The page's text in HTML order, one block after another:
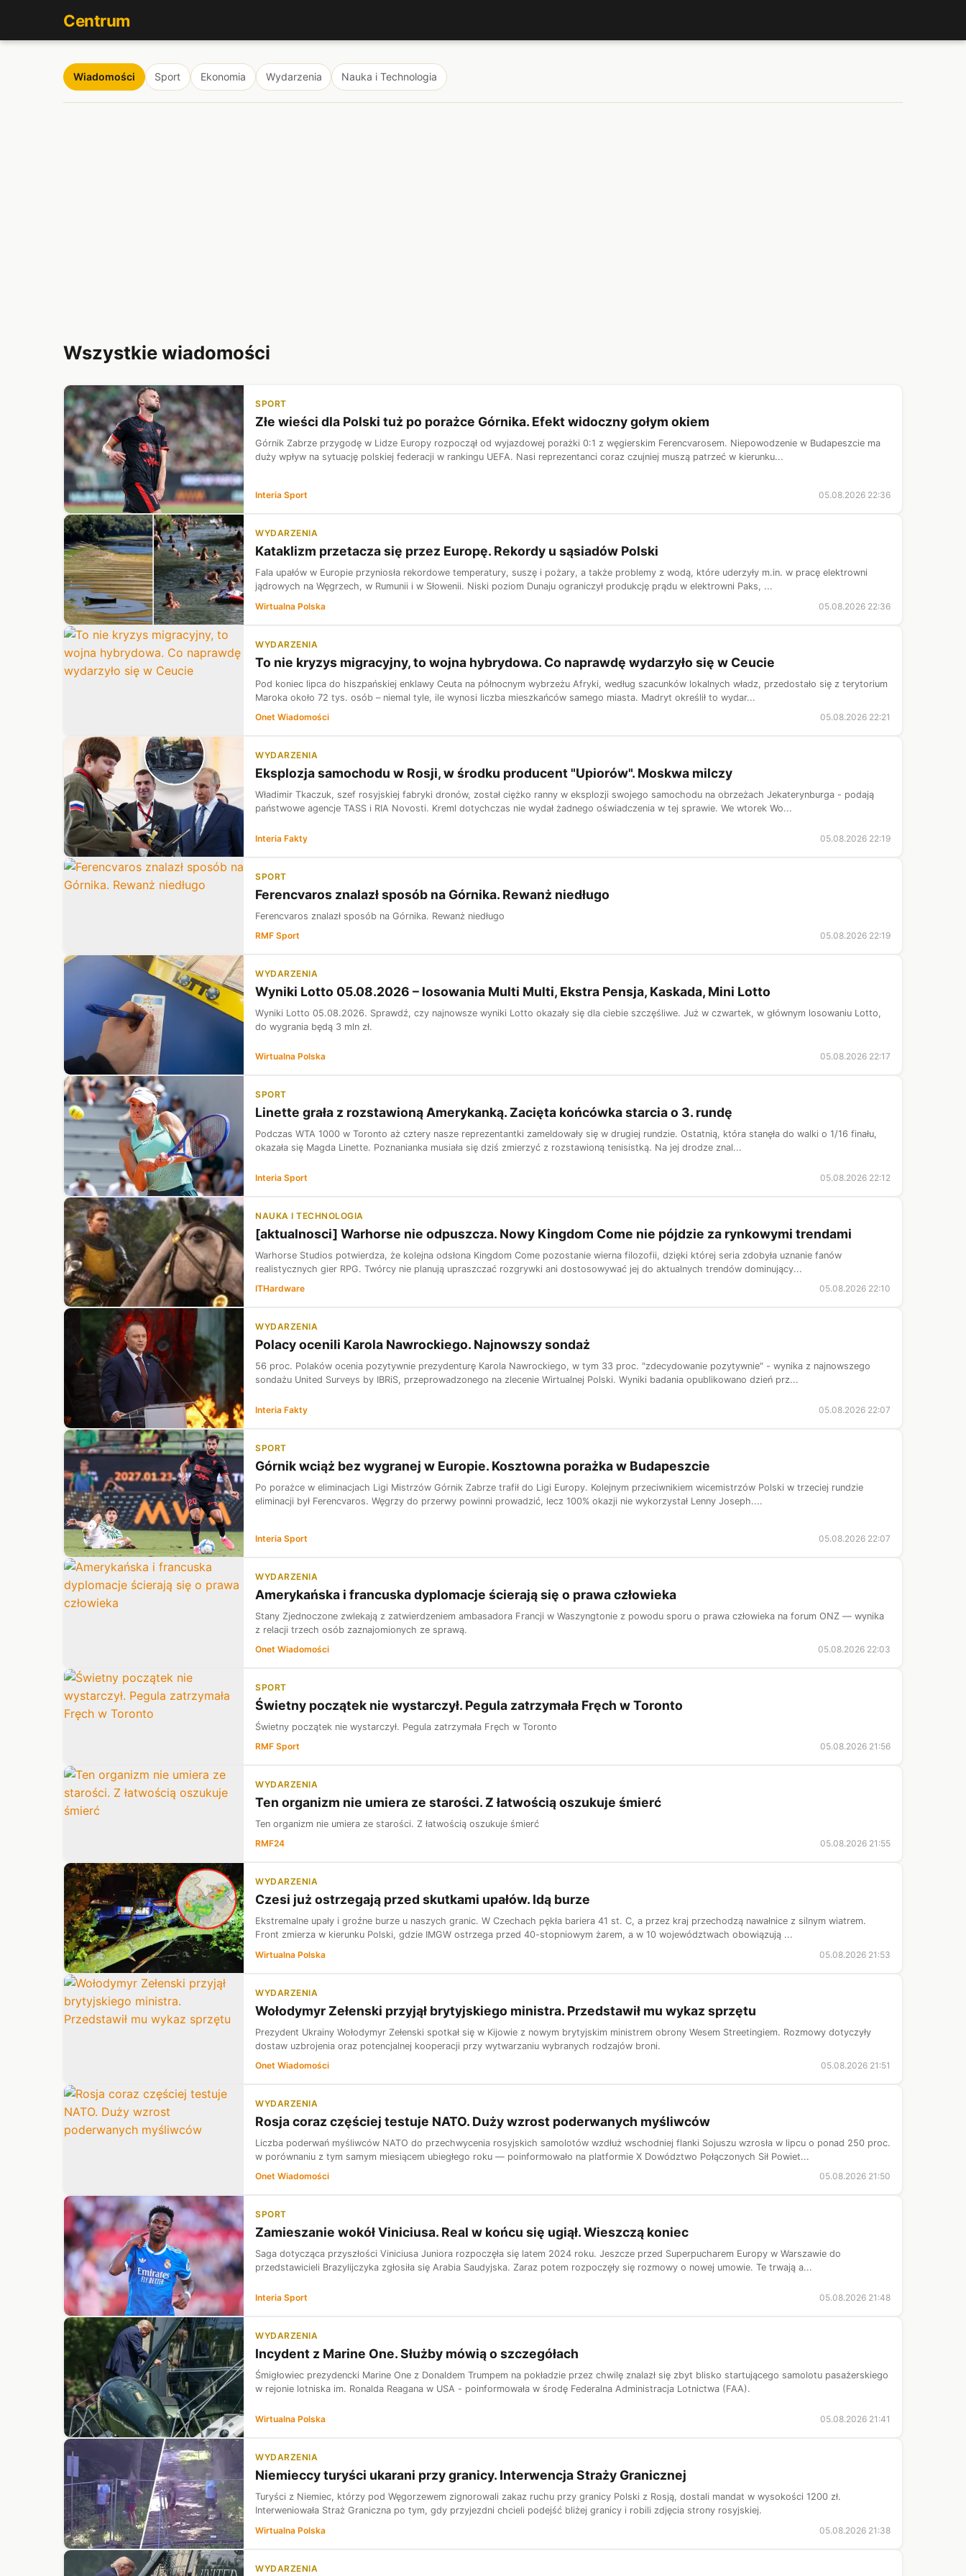
Centrum
Wiadomości Sport Ekonomia Wydarzenia Nauka i Technologia
Wszystkie wiadomości
SPORT
Złe wieści dla Polski tuż po porażce Górnika. Efekt widoczny gołym okiem
Górnik Zabrze przygodę w Lidze Europy rozpoczął od wyjazdowej porażki 0:1 z węgierskim Ferencvarosem. Niepowodzenie w Budapeszcie ma
duży wpływ na sytuację polskiej federacji w rankingu UEFA. Nasi reprezentanci coraz czujniej muszą patrzeć w kierunku...
Interia Sport 05.08.2026 22:36
WYDARZENIA
Kataklizm przetacza się przez Europę. Rekordy u sąsiadów Polski
Fala upałów w Europie przyniosła rekordowe temperatury, suszę i pożary, a także problemy z wodą, które uderzyły m.in. w pracę elektrowni
jądrowych na Węgrzech, w Rumunii i w Słowenii. Niski poziom Dunaju ograniczył produkcję prądu w elektrowni Paks, ...
Wirtualna Polska
05.08.2026 22:36
WYDARZENIA
To nie kryzys migracyjny, to wojna hybrydowa. Co naprawdę wydarzyło się w Ceucie
Pod koniec lipca do hiszpańskiej enklawy Ceuta na północnym wybrzeżu Afryki, według szacunków lokalnych władz, przedostało się z terytorium
Maroka około 72 tys. osób – niemal tyle, ile wynosi liczba mieszkańców samego miasta. Madryt określił to wydar...
Onet Wiadomości
05.08.2026 22:21
WYDARZENIA
Eksplozja samochodu w Rosji, w środku producent "Upiorów". Moskwa milczy
Władimir Tkaczuk, szef rosyjskiej fabryki dronów, został ciężko ranny w eksplozji swojego samochodu na obrzeżach Jekaterynburga - podają
państwowe agencje TASS i RIA Novosti. Kreml dotychczas nie wydał żadnego oświadczenia w tej sprawie. We wtorek Wo...
Interia Fakty 05.08.2026 22:19
SPORT
Ferencvaros znalazł sposób na Górnika. Rewanż niedługo
Ferencvaros znalazł sposób na Górnika. Rewanż niedługo
RMF Sport
05.08.2026 22:19
WYDARZENIA
Wyniki Lotto 05.08.2026 – losowania Multi Multi, Ekstra Pensja, Kaskada, Mini Lotto
Wyniki Lotto 05.08.2026. Sprawdź, czy najnowsze wyniki Lotto okazały się dla ciebie szczęśliwe. Już w czwartek, w głównym losowaniu Lotto,
do wygrania będą 3 mln zł.
Wirtualna Polska 05.08.2026 22:17
SPORT
Linette grała z rozstawioną Amerykanką. Zacięta końcówka starcia o 3. rundę
Podczas WTA 1000 w Toronto aż cztery nasze reprezentantki zameldowały się w drugiej rundzie. Ostatnią, która stanęła do walki o 1/16 finału,
okazała się Magda Linette. Poznanianka musiała się dziś zmierzyć z rozstawioną tenisistką. Na jej drodze znal...
Interia Sport 05.08.2026 22:12
NAUKA I TECHNOLOGIA
[aktualnosci] Warhorse nie odpuszcza. Nowy Kingdom Come nie pójdzie za rynkowymi trendami
Warhorse Studios potwierdza, że kolejna odsłona Kingdom Come pozostanie wierna filozofii, dzięki której seria zdobyła uznanie fanów
realistycznych gier RPG. Twórcy nie planują upraszczać rozgrywki ani dostosowywać jej do aktualnych trendów dominujący...
ITHardware
05.08.2026 22:10
WYDARZENIA
Polacy ocenili Karola Nawrockiego. Najnowszy sondaż
56 proc. Polaków ocenia pozytywnie prezydenturę Karola Nawrockiego, w tym 33 proc. "zdecydowanie pozytywnie" - wynika z najnowszego
sondażu United Surveys by IBRiS, przeprowadzonego na zlecenie Wirtualnej Polski. Wyniki badania opublikowano dzień prz...
Interia Fakty 05.08.2026 22:07
SPORT
Górnik wciąż bez wygranej w Europie. Kosztowna porażka w Budapeszcie
Po porażce w eliminacjach Ligi Mistrzów Górnik Zabrze trafił do Ligi Europy. Kolejnym przeciwnikiem wicemistrzów Polski w trzeciej rundzie
eliminacji był Ferencvaros. Węgrzy do przerwy powinni prowadzić, lecz 100% okazji nie wykorzystał Lenny Joseph....
Interia Sport 05.08.2026 22:07
WYDARZENIA
Amerykańska i francuska dyplomacje ścierają się o prawa człowieka
Stany Zjednoczone zwlekają z zatwierdzeniem ambasadora Francji w Waszyngtonie z powodu sporu o prawa człowieka na forum ONZ — wynika
z relacji trzech osób zaznajomionych ze sprawą.
Onet Wiadomości
05.08.2026 22:03
SPORT
Świetny początek nie wystarczył. Pegula zatrzymała Fręch w Toronto
Świetny początek nie wystarczył. Pegula zatrzymała Fręch w Toronto
RMF Sport
05.08.2026 21:56
WYDARZENIA
Ten organizm nie umiera ze starości. Z łatwością oszukuje śmierć
Ten organizm nie umiera ze starości. Z łatwością oszukuje śmierć
RMF24
05.08.2026 21:55
WYDARZENIA
Czesi już ostrzegają przed skutkami upałów. Idą burze
Ekstremalne upały i groźne burze u naszych granic. W Czechach pękła bariera 41 st. C, a przez kraj przechodzą nawałnice z silnym wiatrem.
Front zmierza w kierunku Polski, gdzie IMGW ostrzega przed 40-stopniowym żarem, a w 10 województwach obowiązują ...
Wirtualna Polska
05.08.2026 21:53
WYDARZENIA
Wołodymyr Zełenski przyjął brytyjskiego ministra. Przedstawił mu wykaz sprzętu
Prezydent Ukrainy Wołodymyr Zełenski spotkał się w Kijowie z nowym brytyjskim ministrem obrony Wesem Streetingiem. Rozmowy dotyczyły
dostaw uzbrojenia oraz potencjalnej kooperacji przy wytwarzaniu wybranych rodzajów broni.
Onet Wiadomości
05.08.2026 21:51
WYDARZENIA
Rosja coraz częściej testuje NATO. Duży wzrost poderwanych myśliwców
Liczba poderwań myśliwców NATO do przechwycenia rosyjskich samolotów wzdłuż wschodniej flanki Sojuszu wzrosła w lipcu o ponad 250 proc.
w porównaniu z tym samym miesiącem ubiegłego roku — poinformowało na platformie X Dowództwo Połączonych Sił Powiet...
Onet Wiadomości
05.08.2026 21:50
SPORT
Zamieszanie wokół Viniciusa. Real w końcu się ugiął. Wieszczą koniec
Saga dotycząca przyszłości Viniciusa Juniora rozpoczęła się latem 2024 roku. Jeszcze przed Superpucharem Europy w Warszawie do
przedstawicieli Brazylijczyka zgłosiła się Arabia Saudyjska. Zaraz potem rozpoczęły się rozmowy o nowej umowie. Te trwają a...
Interia Sport 05.08.2026 21:48
WYDARZENIA
Incydent z Marine One. Służby mówią o szczegółach
Śmigłowiec prezydencki Marine One z Donaldem Trumpem na pokładzie przez chwilę znalazł się zbyt blisko startującego samolotu pasażerskiego
w rejonie lotniska im. Ronalda Reagana w USA - poinformowała w środę Federalna Administracja Lotnictwa (FAA).
Wirtualna Polska 05.08.2026 21:41
WYDARZENIA
Niemieccy turyści ukarani przy granicy. Interwencja Straży Granicznej
Turyści z Niemiec, którzy pod Węgorzewem zignorowali zakaz ruchu przy granicy Polski z Rosją, dostali mandat w wysokości 1200 zł.
Interweniowała Straż Graniczna po tym, gdy przyjezdni chcieli podejść bliżej granicy i robili zdjęcia strony rosyjskiej.
Wirtualna Polska
05.08.2026 21:38
WYDARZENIA